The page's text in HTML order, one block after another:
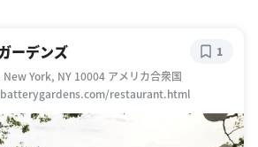
ーデンズ
York, NY 10004 アメリカ合衆国
restaurant.html
1